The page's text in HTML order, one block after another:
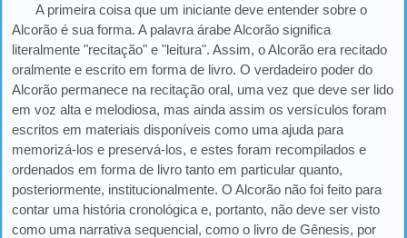
A primeira coisa que um iniciante deve entender sobre o
Alcorão é sua forma. A palavra árabe Alcorão significa
literalmente "recitação" e "leitura". Assim, o Alcorão era recitado
oralmente e escrito em forma de livro. O verdadeiro poder do
Alcorão permanece na recitação oral, uma vez que deve ser lido
em voz alta e melodiosa, mas ainda assim os versículos foram
escritos em materiais disponíveis como uma ajuda para
memorizá-los e preservá-los, e estes foram recompilados e
ordenados em forma de livro tanto em particular quanto,
posteriormente, institucionalmente. O Alcorão não foi feito para
contar uma história cronológica e, portanto, não deve ser visto
como uma narrativa sequencial, como o livro de Gênesis, por